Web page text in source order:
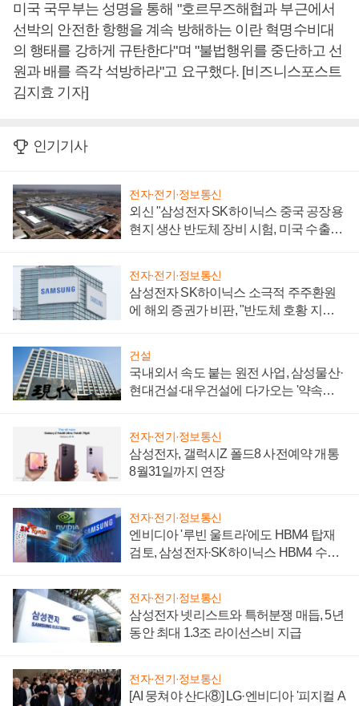
미국 국무부는 성명을 통해 "호르무즈해협과 부근에서
선박의 안전한 항행을 계속 방해하는 이란 혁명수비대
의 행태를 강하게 규탄한다"며 "불법행위를 중단하고 선
원과 배를 즉각 석방하라"고 요구했다. [비즈니스포스트
김지효 기자]
인기기사
전자·전기·정보통신
외신 "삼성전자 SK하이닉스 중국 공장용
현지 생산 반도체 장비 시험, 미국 수출통
전자·전기·정보통신
삼성전자 SK하이닉스 소극적 주주환원
에 해외 증권가 비판, "반도체 호황 지속
건설
국내외서 속도 붙는 원전 사업, 삼성물산·
현대건설·대우건설에 다가오는 '약속의
전자·전기·정보통신
삼성전자, 갤럭시Z 폴드8 사전예약 개통
8월31일까지 연장
전자·전기·정보통신
엔비디아 '루빈 울트라'에도 HBM4 탑재
검토, 삼성전자·SK하이닉스 HBM4 수율
전자·전기·정보통신
삼성전자 넷리스트와 특허분쟁 매듭, 5년
동안 최대 1.3조 라이선스비 지급
전자·전기·정보통신
[AI 뭉쳐야 산다⑧] LG·엔비디아 '피지컬 A